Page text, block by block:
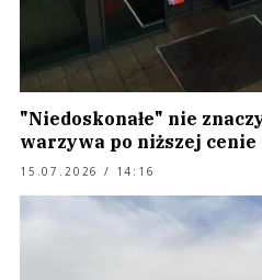
"Niedoskonałe" nie
warzywa po niższej cenie
15.07.2026 / 14:16